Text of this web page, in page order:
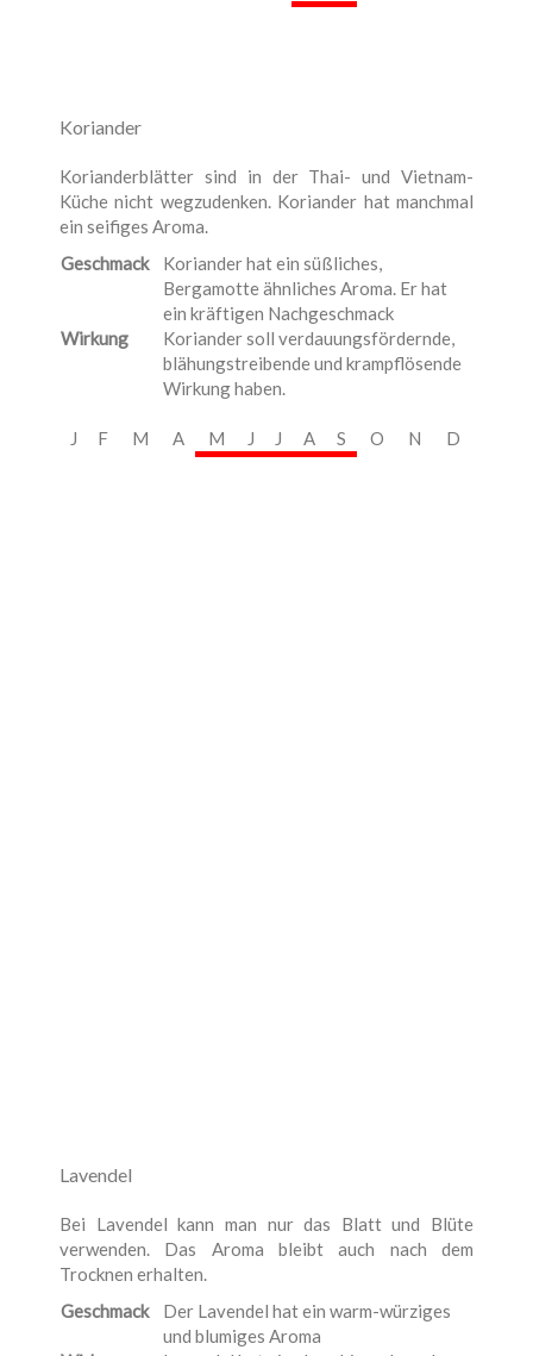
Koriander
Korianderblätter sind in der Thai- und Vietnam-
Küche nicht wegzudenken. Koriander hat manchmal
ein seifiges Aroma.
Geschmack
Koriander hat ein süßliches,
Bergamotte ähnliches Aroma. Er hat
ein kräftigen Nachgeschmack
Wirkung
Koriander soll verdauungsfördernde,
blähungstreibende und krampflösende
Wirkung haben.
J F M A M J J A S O N D
Lavendel
Bei Lavendel kann man nur das Blatt und Blüte
verwenden. Das Aroma bleibt auch nach dem
Trocknen erhalten.
Geschmack
Der Lavendel hat ein warm-würziges
und blumiges Aroma